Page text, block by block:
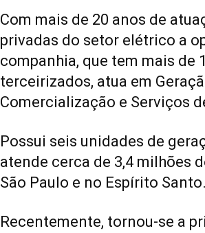
Com mais de 20 anos de
privadas do setor elétrico a
companhia, que tem mais de
terceirizados, atua em
Comercialização e Serviços
Possui seis unidades de
atende cerca de 3,4 milhões
São Paulo e no Espírito Santo.
Recentemente, tornou-se a